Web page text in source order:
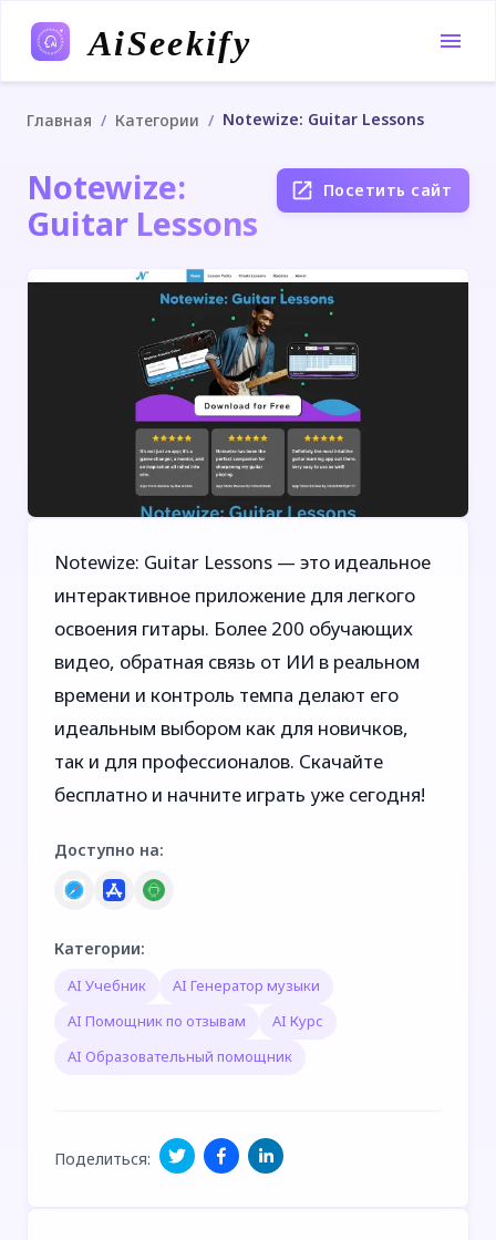
AiSeekify
Главная / Категории / Notewize: Guitar Lessons
Notewize:
Guitar Lessons
Посетить сайт
Notewize: Guitar Lessons — это идеальное
интерактивное приложение для легкого
освоения гитары. Более 200 обучающих
видео, обратная связь от ИИ в реальном
времени и контроль темпа делают его
идеальным выбором как для новичков,
так и для профессионалов. Скачайте
бесплатно и начните играть уже сегодня!
Доступно на:
Категории:
AI Учебник
AI Генератор музыки
AI Помощник по отзывам
AI Курс
AI Образовательный помощник
Поделиться: